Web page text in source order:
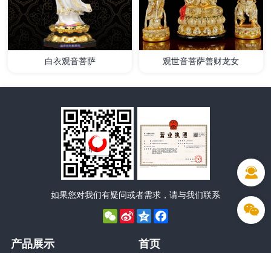
详情
白衣观音菩萨
详情
观世音菩萨善财龙女
如果您对我们有疑问或者需求，请与我们联系
WeChat
Sina
Weibo
Qzone
产品展示 首页